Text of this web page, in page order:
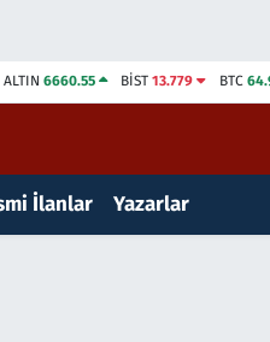
ALTIN 6660.55 BİST13.779 BTC
İlanlar Yazarlar